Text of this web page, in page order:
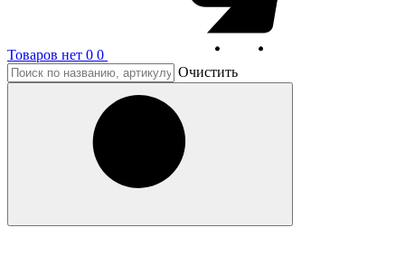
Товаров нет 0 0
Очистить